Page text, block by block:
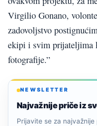
Virgilio Gonano,
zadovoljstvo
ekipi i svim prijateljima
fotografije.”
NEWSLETTER
Najvažnije priče iz
Prijavite se za